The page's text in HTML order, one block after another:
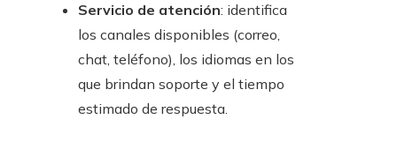
Servicio de atención: identifica
los canales disponibles (correo,
chat, teléfono), los idiomas en los
que brindan soporte y el tiempo
estimado de respuesta.